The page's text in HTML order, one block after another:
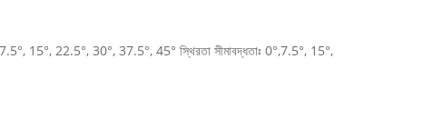
15°, 22.5°, 30°, 37.5°, 45° স্থিরতা সীমাবদ্ধতাঃ 0°,7.5°, 15°,